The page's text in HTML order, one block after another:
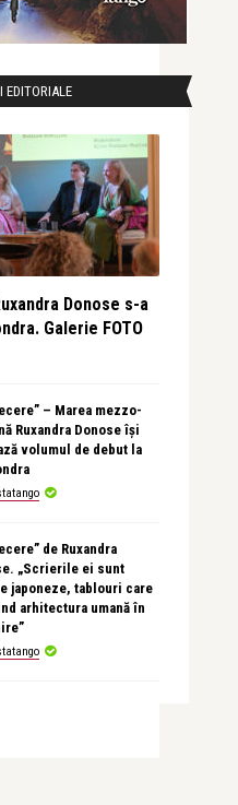
EDITORIALE
Donose s-a
Galerie FOTO
– Marea mezzo-
Ruxandra Donose își
volumul de debut la
de Ruxandra
„Scrierile ei sunt
japoneze, tablouri care
arhitectura umană în